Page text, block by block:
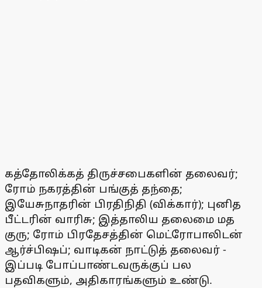
கத்தோலிக்கத் திருச்சபைகளின் தலைவர்;
ரோம் நகரத்தின் பங்குத் தந்தை;
இயேசுநாதரின் பிரதிநிதி (விக்கார்); புனித
பீட்டரின் வாரிசு; இத்தாலிய தலைமை மத
குரு; ரோம் பிரதேசத்தின் மெட்ரோபாலிடன்
ஆர்ச்பிஷப்; வாடிகன் நாட்டுத் தலைவர் -
இப்படி போப்பாண்டவருக்குப் பல
பதவிகளும், அதிகாரங்களும் உண்டு.